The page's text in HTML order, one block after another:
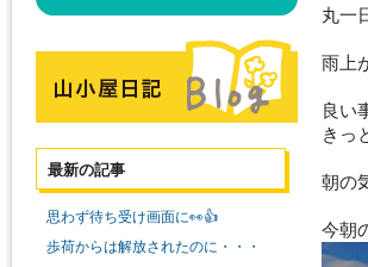
丸一
雨上
良い
きっ
朝
今朝
最新の記事
思わず待ち受け画面に👀👍
歩荷からは解放されたのに・・・